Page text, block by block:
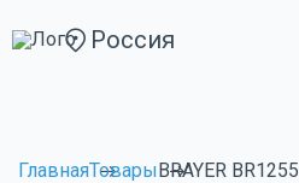
Россия
ГлавнаяТоварыBRAYER BR1255